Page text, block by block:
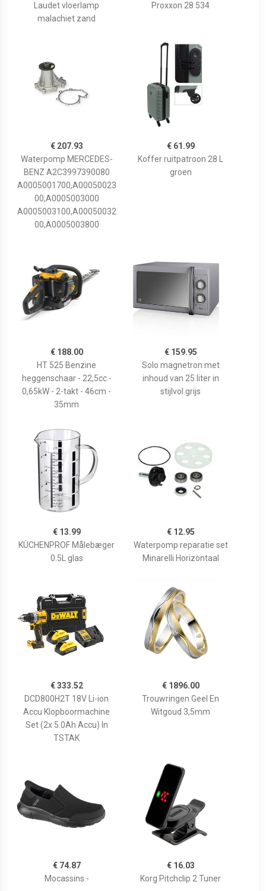
Laudet vloerlamp
malachiet zand
Proxxon 28 534
€ 207.93
Waterpomp MERCEDES-
BENZ A2C3997390080
A0005001700,A00050023
00,A0005003000
A0005003100,A00050032
00,A0005003800
€ 61.99
Koffer ruitpatroon 28 L
groen
€ 188.00
HT 525 Benzine
heggenschaar - 22,5cc -
0,65kW - 2-takt - 46cm -
35mm
€ 159.95
Solo magnetron met
inhoud van 25 liter in
stijlvol grijs
€ 13.99
KÜCHENPROF Målebæger
0.5L glas
€ 12.95
Waterpomp reparatie set
Minarelli Horizontaal
€ 333.52
DCD800H2T 18V Li-ion
Accu Klopboormachine
Set (2x 5.0Ah Accu) In
TSTAK
€ 1896.00
Trouwringen Geel En
Witgoud 3,5mm
€ 74.87
Mocassins -
€ 16.03
Korg Pitchclip 2 Tuner